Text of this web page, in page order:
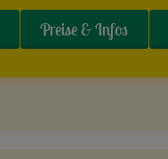
Preise & Infos